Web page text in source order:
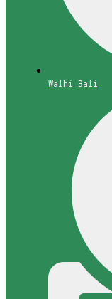
Walhi Bali